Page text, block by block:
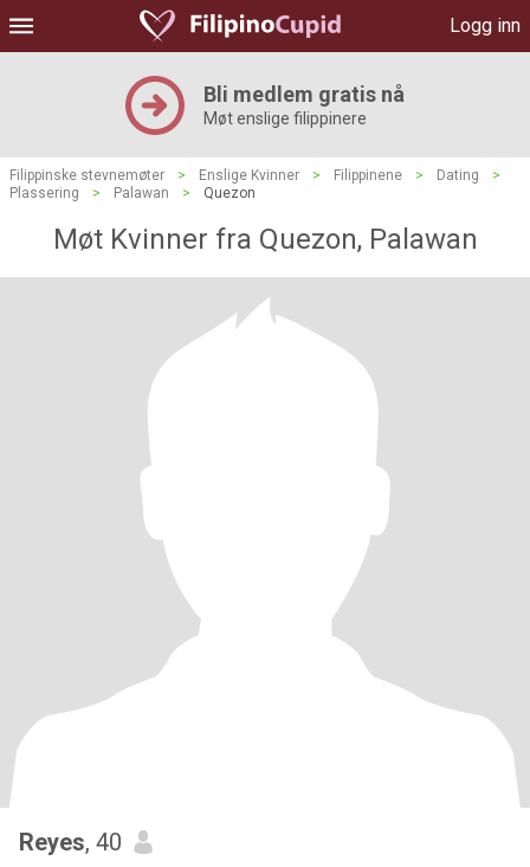
Logg inn
Bli medlem gratis nå
Møt enslige filippinere
Filippinske stevnemøter > Enslige Kvinner > Filippinene > Dating
>
Plassering
> Palawan > Quezon
Møt Kvinner fra Quezon, Palawan
Reyes, 40